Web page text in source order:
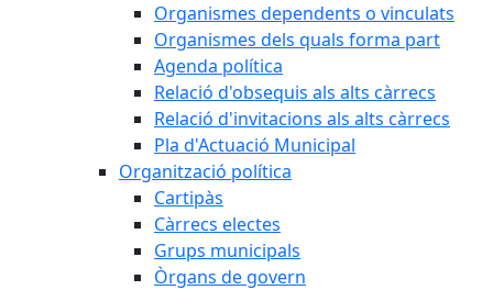
Organismes dependents o vinculats
Organismes dels quals forma part
Agenda política
Relació d'obsequis als alts càrrecs
Relació d'invitacions als alts càrrecs
Pla d'Actuació Municipal
Organització política
Cartipàs
Càrrecs electes
Grups municipals
Òrgans de govern